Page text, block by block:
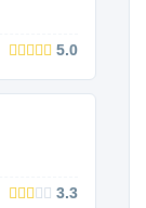
5.0
3.3